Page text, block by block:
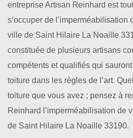
entreprise Artisan Reinhard est
s’occuper de l’imperméabilisation
ville de Saint Hilaire La Noaille
constituée de plusieurs artisans
compétents et qualifiés qui
toiture dans les règles de l’art.
toiture que vous avez ; pensez à
Reinhard l’imperméabilisation de
de Saint Hilaire La Noaille 33190.